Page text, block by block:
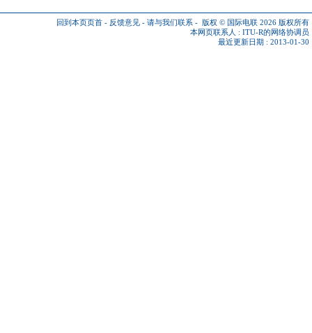
回到本页页首 - 反馈意见 - 请与我们联系 - 版权 © 国际电联 2026 版权所有
本网页联系人 : ITU-R的网络协调员
最近更新日期 : 2013-01-30